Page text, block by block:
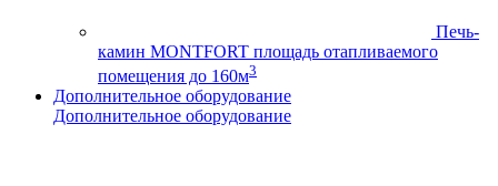
Печь-
камин MONTFORT площадь отапливаемого
помещения до 160м3
Дополнительное оборудование
Дополнительное оборудование